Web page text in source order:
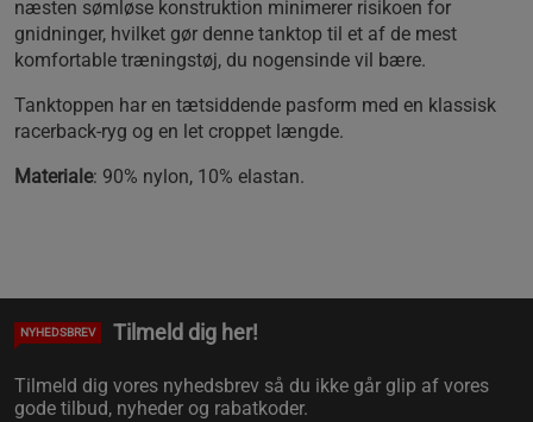
næsten sømløse konstruktion minimerer risikoen for
gnidninger, hvilket gør denne tanktop til et af de mest
komfortable træningstøj, du nogensinde vil bære.
Tanktoppen har en tætsiddende pasform med en klassisk
racerback-ryg og en let croppet længde.
Materiale: 90% nylon, 10% elastan.
NYHEDSBREV Tilmeld dig her!
Tilmeld dig vores nyhedsbrev så du ikke går glip af vores
gode tilbud, nyheder og rabatkoder.